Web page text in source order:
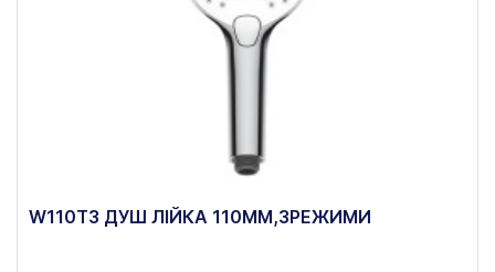
W110T3 ДУШ ЛІЙКА 110ММ,3РЕЖИМИ